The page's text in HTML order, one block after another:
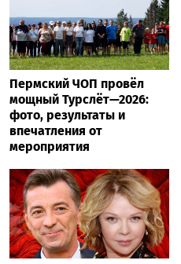
Пермский ЧОП провёл
мощный Турслёт—2026:
фото, результаты и
впечатления от
мероприятия